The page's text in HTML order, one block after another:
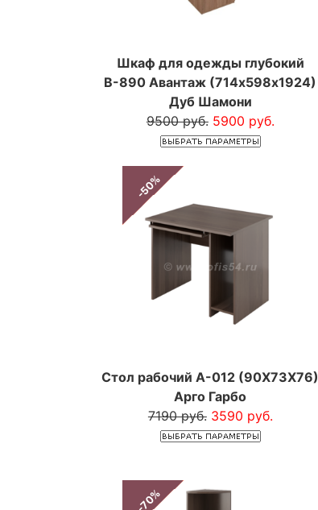
Шкаф для одежды глубокий
В-890 Авантаж (714х598х1924)
Дуб Шамони
9500 руб. 5900 руб.
-50%
Стол рабочий А-012 (90Х73Х76)
Арго Гарбо
7190 руб. 3590 руб.
-70%